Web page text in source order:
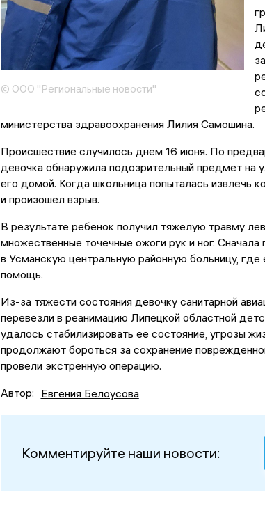
© ООО "Региональные новости"
министерства здравоохранения Лилия Самошина.
Происшествие случилось днем 16 июня. По
девочка обнаружила подозрительный предмет на
его домой. Когда школьница попыталась извлечь
и произошел взрыв.
В результате ребенок получил тяжелую травму
множественные точечные ожоги рук и ног.
в Усманскую центральную районную больницу, где
помощь.
Из-за тяжести состояния девочку санитарной
перевезли в реанимацию Липецкой областной
удалось стабилизировать ее состояние, угрозы
продолжают бороться за сохранение
провели экстренную операцию.
Автор: Евгения Белоусова
Комментируйте наши новости: